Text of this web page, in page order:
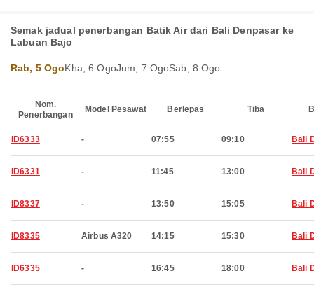
Semak jadual penerbangan Batik Air dari Bali Denpasar ke
Labuan Bajo
Rab, 5 OgoKha, 6 OgoJum, 7 OgoSab, 8 Ogo
Nom.
Penerbangan
Model Pesawat Berlepas Tiba
ID6333 - 07:55 09:10 Bali
ID6331 - 11:45 13:00 Bali
ID8337 - 13:50 15:05 Bali
ID8335 Airbus A320 14:15 15:30 Bali
ID6335 - 16:45 18:00 Bali